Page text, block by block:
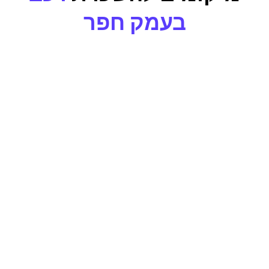
בעמק חפר